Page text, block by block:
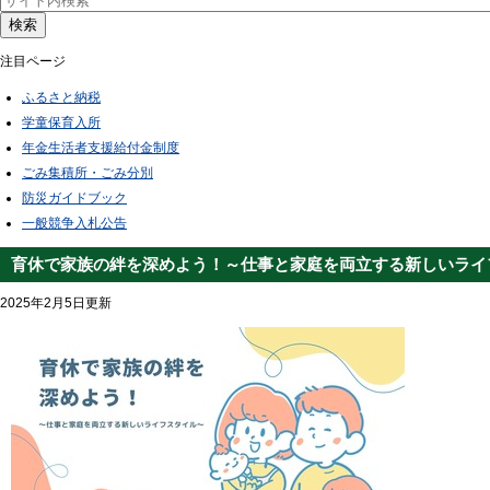
検索
注目ページ
ふるさと納税
学童保育入所
年金生活者支援給付金制度
ごみ集積所・ごみ分別
防災ガイドブック
一般競争入札公告
育休で家族の絆を深めよう！～仕事と家庭を両立する新しいライ
2025年2月5日更新